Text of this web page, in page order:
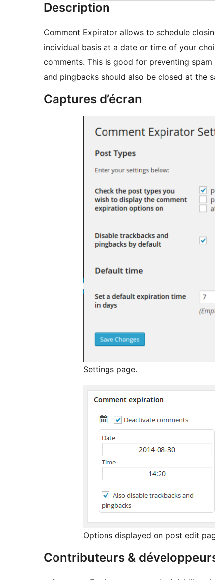
Description
Comment Expirator allows to schedule
individual basis at a date or time of your
comments. This is good for preventing
and pingbacks should also be closed at the
Captures d’écran
Settings page.
Options displayed on post edit
Contributeurs &